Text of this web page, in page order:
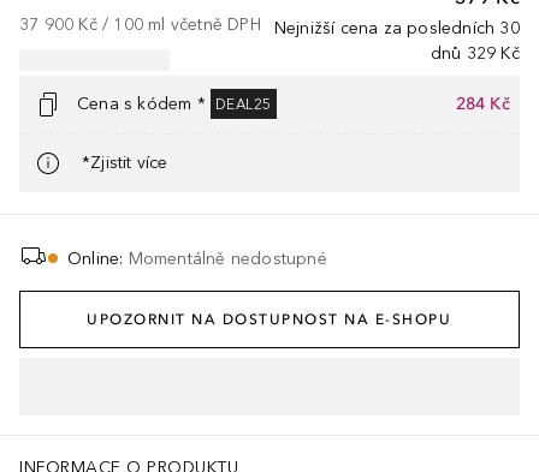
Nejnižší cena za posledních 30
dnů 329 Kč
37 900 Kč / 100 ml včetně DPH
Cena s kódem * DEAL25 284 Kč
*Zjistit více
Online: Momentálně nedostupné
UPOZORNIT NA DOSTUPNOST NA E-SHOPU
INFORMACE O PRODUKTU